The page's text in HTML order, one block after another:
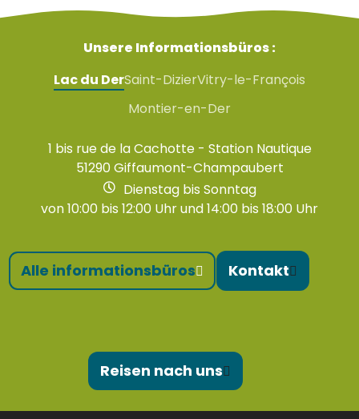
Unsere Informationsbüros :
Lac du DerSaint-DizierVitry-le-François
Montier-en-Der
1 bis rue de la Cachotte - Station Nautique
51290 Giffaumont-Champaubert
Dienstag bis Sonntag
von 10:00 bis 12:00 Uhr und 14:00 bis 18:00 Uhr
Alle informationsbüros Kontakt
Reisen nach uns